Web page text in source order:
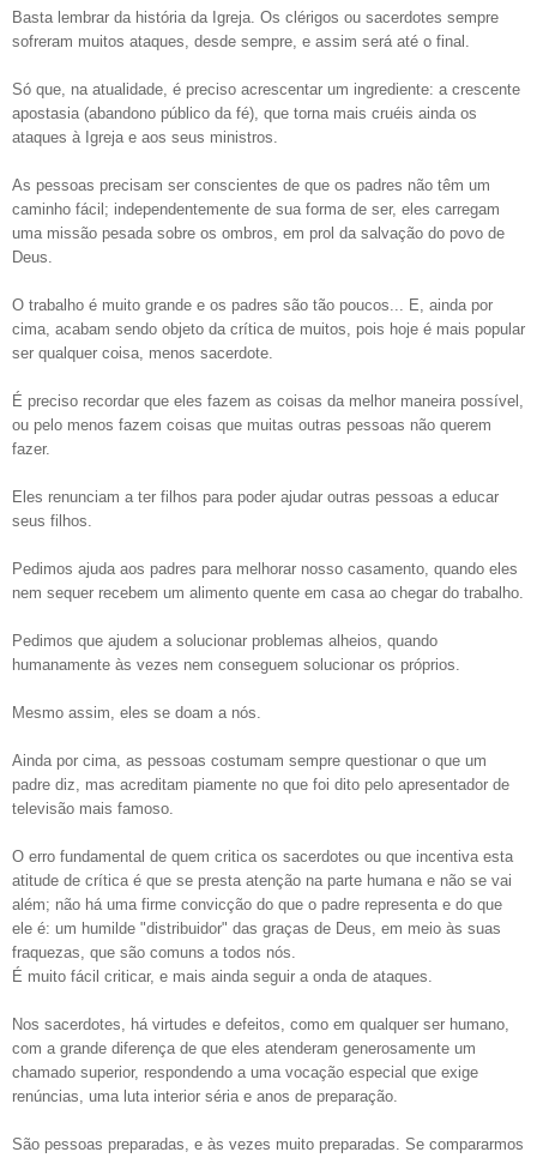
Basta lembrar da história da Igreja. Os clérigos ou sacerdotes sempre
sofreram muitos ataques, desde sempre, e assim será até o final.
Só que, na atualidade, é preciso acrescentar um ingrediente: a crescente
apostasia (abandono público da fé), que torna mais cruéis ainda os
ataques à Igreja e aos seus ministros.
As pessoas precisam ser conscientes de que os padres não têm um
caminho fácil; independentemente de sua forma de ser, eles carregam
uma missão pesada sobre os ombros, em prol da salvação do povo de
Deus.
O trabalho é muito grande e os padres são tão poucos... E, ainda por
cima, acabam sendo objeto da crítica de muitos, pois hoje é mais popular
ser qualquer coisa, menos sacerdote.
É preciso recordar que eles fazem as coisas da melhor maneira possível,
ou pelo menos fazem coisas que muitas outras pessoas não querem
fazer.
Eles renunciam a ter filhos para poder ajudar outras pessoas a educar
seus filhos.
Pedimos ajuda aos padres para melhorar nosso casamento, quando eles
nem sequer recebem um alimento quente em casa ao chegar do trabalho.
Pedimos que ajudem a solucionar problemas alheios, quando
humanamente às vezes nem conseguem solucionar os próprios.
Mesmo assim, eles se doam a nós.
Ainda por cima, as pessoas costumam sempre questionar o que um
padre diz, mas acreditam piamente no que foi dito pelo apresentador de
televisão mais famoso.
O erro fundamental de quem critica os sacerdotes ou que incentiva esta
atitude de crítica é que se presta atenção na parte humana e não se vai
além; não há uma firme convicção do que o padre representa e do que
ele é: um humilde "distribuidor" das graças de Deus, em meio às suas
fraquezas, que são comuns a todos nós.
É muito fácil criticar, e mais ainda seguir a onda de ataques.
Nos sacerdotes, há virtudes e defeitos, como em qualquer ser humano,
com a grande diferença de que eles atenderam generosamente um
chamado superior, respondendo a uma vocação especial que exige
renúncias, uma luta interior séria e anos de preparação.
São pessoas preparadas, e às vezes muito preparadas. Se compararmos